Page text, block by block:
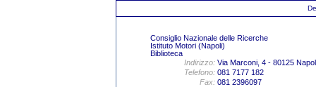
Consiglio Nazionale delle Ricerche
Istituto Motori (Napoli)
Biblioteca
Indirizzo: Via Marconi, 4 - 80125
Telefono: 081 7177 182
Fax: 081 2396097